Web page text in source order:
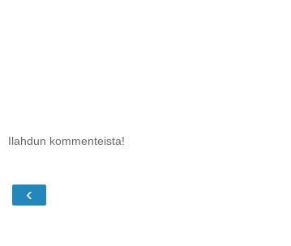
Ilahdun kommenteista!
‹